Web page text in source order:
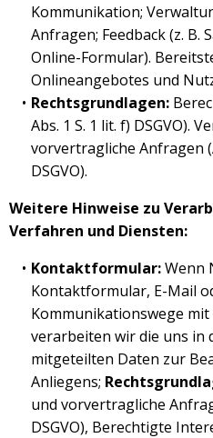
Kommunikation;
Anfragen; Feedback (z. B.
Online-Formular).
Onlineangebotes und
Rechtsgrundlagen:
Abs. 1 S. 1 lit. f) DSGVO).
vorvertragliche Anfragen
DSGVO).
Weitere Hinweise zu
Verfahren und Diensten:
Kontaktformular:Wenn
Kontaktformular, E-Mail
Kommunikationswege
verarbeiten wir die uns in
mitgeteilten Daten zur
Anliegens;
und vorvertragliche
DSGVO), Berechtigte